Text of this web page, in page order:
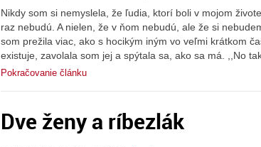
Nikdy som si nemyslela, že ľudia, ktorí boli v mojom
raz nebudú. A nielen, že v ňom nebudú, ale že si
som prežila viac, ako s hocikým iným vo veľmi krátkom
existuje, zavolala som jej a spýtala sa, ako sa má. ,,No
Pokračovanie článku
Dve ženy a ríbezlák